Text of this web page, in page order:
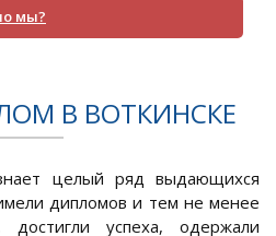
мы?
В ВОТКИНСКЕ
целый ряд выдающихся
дипломов и тем не менее
успеха, одержали